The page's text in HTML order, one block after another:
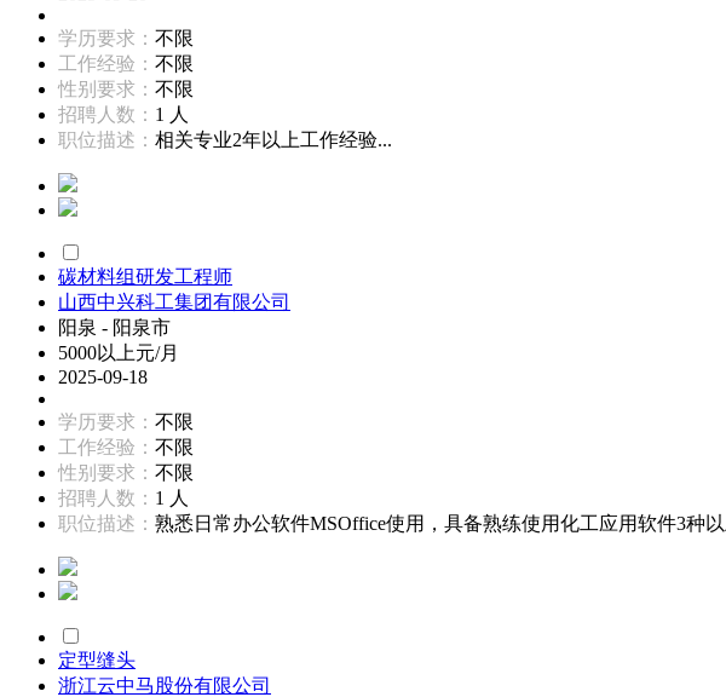
学历要求： 不限
工作经验： 不限
性别要求： 不限
招聘人数： 1 人
职位描述： 相关专业2年以上工作经验...
碳材料组研发工程师
山西中兴科工集团有限公司
阳泉 - 阳泉市
5000以上元/月
2025-09-18
学历要求： 不限
工作经验： 不限
性别要求： 不限
招聘人数： 1 人
职位描述： 熟悉日常办公软件MSOffice使用，具备熟练使用化工应用软件3种
定型缝头
浙江云中马股份有限公司